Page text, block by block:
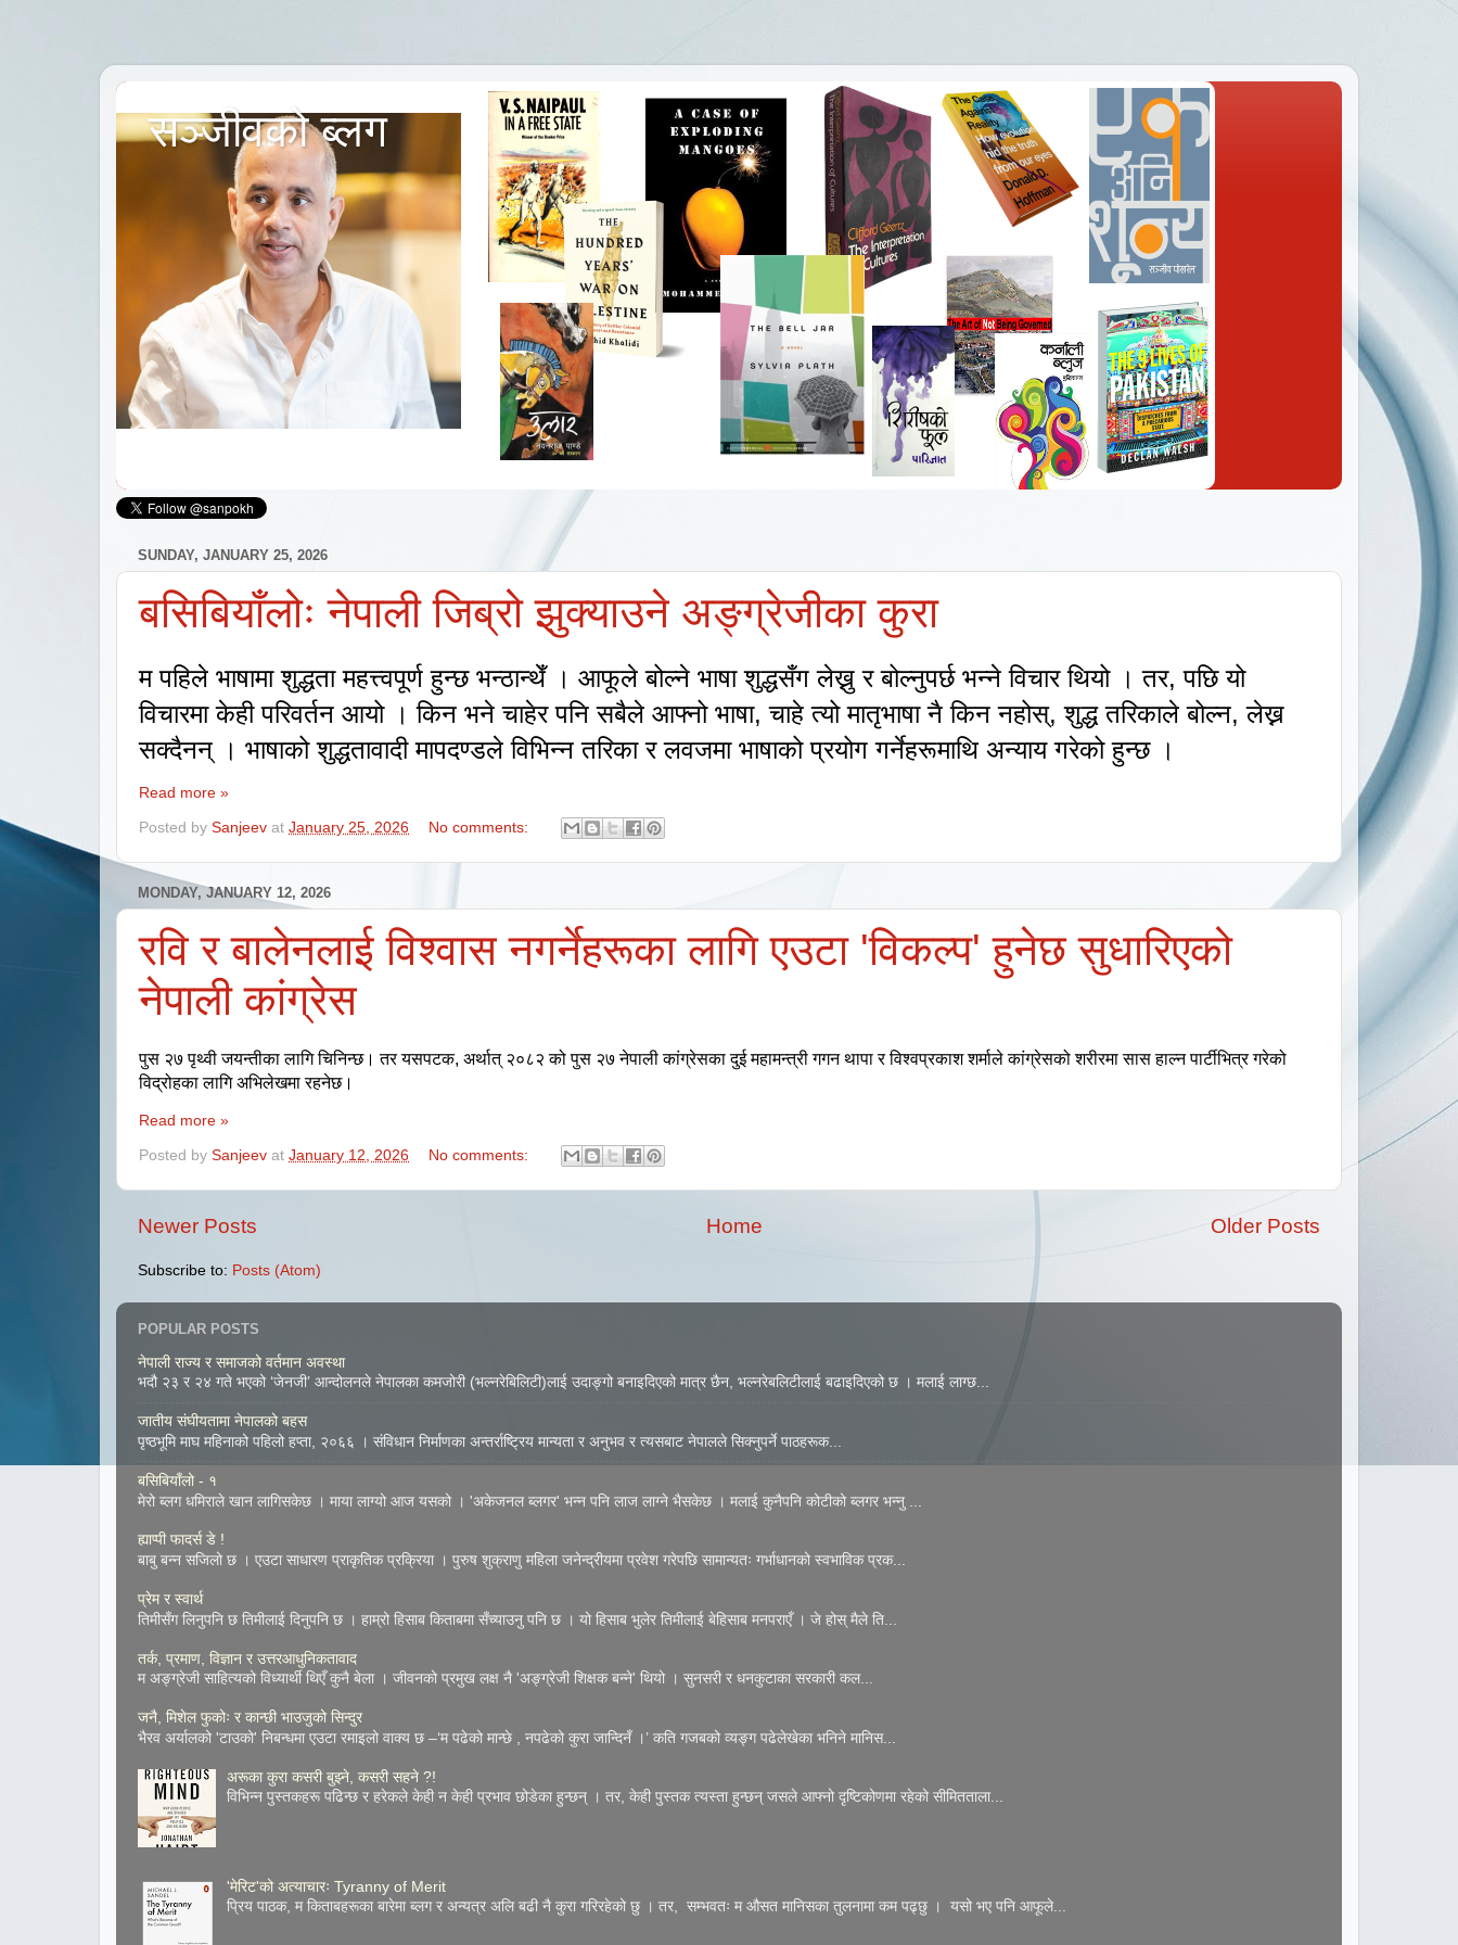
सञ्जीवको ब्लग
SUNDAY, JANUARY 25, 2026
बसिबियाँलोः नेपाली जिब्रो झुक्याउने अङ्ग्रेजीका कुरा
म पहिले भाषामा शुद्धता महत्त्वपूर्ण हुन्छ भन्ठान्थेँ । आफूले बोल्ने भाषा शुद्धसँग लेख्नु र बोल्नुपर्छ भन्ने विचार थियो । तर,पछि यो
विचारमा केही परिवर्तन आयो । किन भने चाहेर पनि सबैले आफ्नो भाषा,चाहे त्यो मातृभाषा नै किन नहोस्,शुद्ध तरिकाले बोल्न,लेख्न
सक्दैनन् । भाषाको शुद्धतावादी मापदण्डले विभिन्न तरिका र लवजमा भाषाको प्रयोग गर्नेहरूमाथि अन्याय गरेको हुन्छ ।
Read more »
Posted by Sanjeev at January 25, 2026 No comments:
MONDAY, JANUARY 12, 2026
रवि र बालेनलाई विश्वास नगर्नेहरूका लागि एउटा 'विकल्प' हुनेछ सुधारिएको
नेपाली कांग्रेस
पुस २७ पृथ्वी जयन्तीका लागि चिनिन्छ। तर यसपटक, अर्थात् २०८२ को पुस २७ नेपाली कांग्रेसका दुई महामन्त्री गगन थापा र विश्वप्रकाश शर्माले कांग्रेसको शरीरमा सास हाल्न पार्टीभित्र गरेको
विद्रोहका लागि अभिलेखमा रहनेछ।
Read more »
Posted by Sanjeev at January 12, 2026 No comments:
Newer Posts Older Posts
Home
Subscribe to: Posts (Atom)
POPULAR POSTS
नेपाली राज्य र समाजको वर्तमान अवस्था
भदौ २३ र २४ गते भएको ‘जेनजी’ आन्दोलनले नेपालका कमजोरी (भल्नरेबिलिटी)लाई उदाङ्गो बनाइदिएको मात्र छैन, भल्नरेबलिटीलाई बढाइदिएको छ । मलाई लाग्छ...
जातीय संघीयतामा नेपालको बहस
पृष्ठभूमि माघ महिनाको पहिलो हप्ता, २०६६ । संविधान निर्माणका अन्तर्राष्ट्रिय मान्यता र अनुभव र त्यसबाट नेपालले सिक्नुपर्ने पाठहरूक...
बसिबियाँलो - १
मेरो ब्लग धमिराले खान लागिसकेछ । माया लाग्यो आज यसको । 'अकेजनल ब्लगर' भन्न पनि लाज लाग्ने भैसकेछ । मलाई कुनैपनि कोटीको ब्लगर भन्नु ...
ह्याप्पी फादर्स डे !
बाबु बन्न सजिलो छ । एउटा साधारण प्राकृतिक प्रक्रिया । पुरुष शुक्राणु महिला जनेन्द्रीयमा प्रवेश गरेपछि सामान्यतः गर्भाधानको स्वभाविक प्रक...
प्रेम र स्वार्थ
तिमीसँग लिनुपनि छ तिमीलाई दिनुपनि छ । हाम्रो हिसाब किताबमा सँच्याउनु पनि छ । यो हिसाब भुलेर तिमीलाई बेहिसाब मनपराएँ । जे होस् मैले ति...
तर्क, प्रमाण, विज्ञान र उत्तरआधुनिकतावाद
म अङ्ग्रेजी साहित्यको विध्यार्थी थिएँ कुनै बेला । जीवनको प्रमुख लक्ष नै 'अङ्ग्रेजी शिक्षक बन्ने' थियो । सुनसरी र धनकुटाका सरकारी कल...
जनै, मिशेल फुकोः र कान्छी भाउजुको सिन्दुर
भैरव अर्यालको 'टाउको' निबन्धमा एउटा रमाइलो वाक्य छ –‘म पढेको मान्छे , नपढेको कुरा जान्दिनँ ।’ कति गजबको व्यङ्ग पढेलेखेका भनिने मानिस...
अरूका कुरा कसरी बुझ्ने, कसरी सहने ?!
विभिन्न पुस्तकहरू पढिन्छ र हरेकले केही न केही प्रभाव छोडेका हुन्छन् । तर, केही पुस्तक त्यस्ता हुन्छन् जसले आफ्नो दृष्टिकोणमा रहेको सीमितताला...
'मेरिट'को अत्याचारः Tyranny of Merit
प्रिय पाठक, म किताबहरूका बारेमा ब्लग र अन्यत्र अलि बढी नै कुरा गरिरहेको छु । तर, सम्भवतः म औसत मानिसका तुलनामा कम पढ्छु । यसो भए पनि आफूले...